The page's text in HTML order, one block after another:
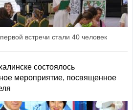
встречи стали 40 человек
состоялось
мероприятие, посвященное